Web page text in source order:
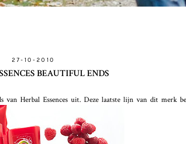
27-10-2010
BEAUTIFUL ENDS
Herbal Essences uit. Deze laatste lijn van dit merk